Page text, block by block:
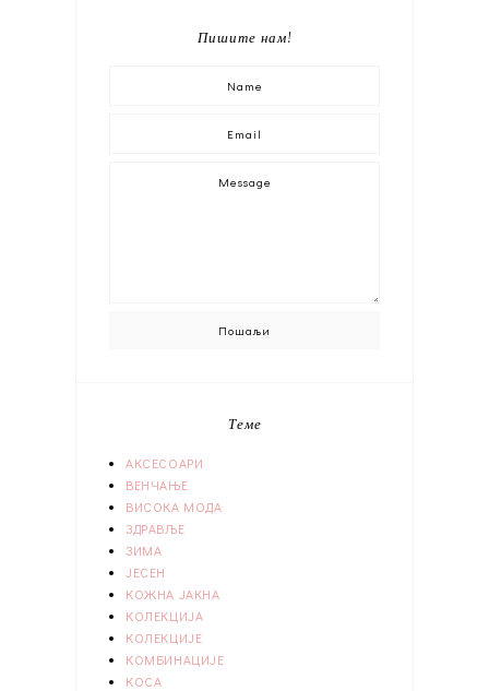
Пишите нам!
Теме
АКСЕСОАРИ
ВЕНЧАЊЕ
ВИСОКА МОДА
ЗДРАВЉЕ
ЗИМА
ЈЕСЕН
КОЖНА ЈАКНА
КОЛЕКЦИЈА
КОЛЕКЦИЈЕ
КОМБИНАЦИЈЕ
КОСА